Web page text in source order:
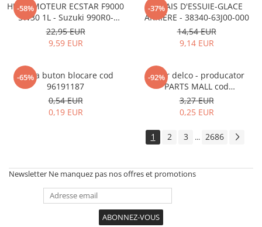
-58%
HUILE MOTEUR ECSTAR F9000
5W30 1L - Suzuki 990R0-
21E72-001
22,95 EUR
9,59 EUR
-37%
BALAIS D'ESSUIE-GLACE
ARRIÈRE - 38340-63J00-000
14,54 EUR
9,14 EUR
-65%
Rama buton blocare cod
96191187
0,54 EUR
0,19 EUR
-92%
Rotor delco - producator
PARTS MALL cod
33310A78B00-000
3,27 EUR
0,25 EUR
1 2 3 ... 2686
Newsletter Ne manquez pas nos offres et promotions